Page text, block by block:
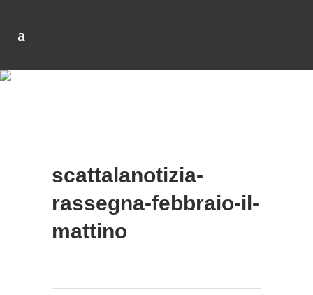
scattalanotizia-
rassegna-febbraio-il-
mattino